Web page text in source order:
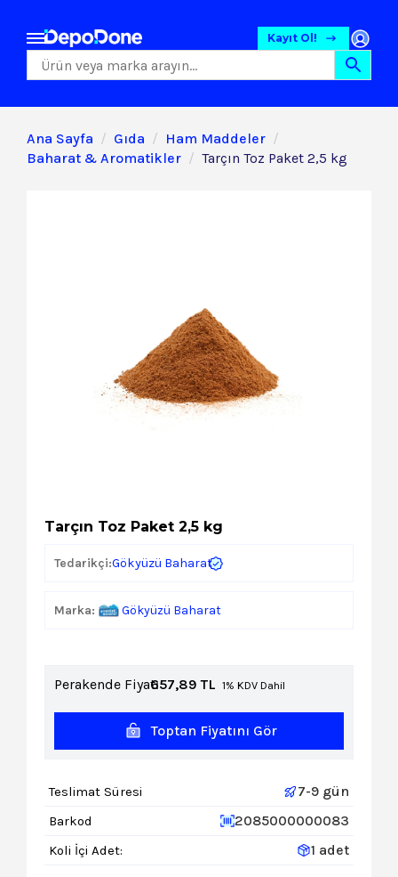
Kayıt Ol!
Ana Sayfa Gıda
Ham Maddeler
Baharat & Aromatikler
Tarçın Toz Paket 2,5 kg
Tarçın Toz Paket 2,5 kg
Tedarikçi:Gökyüzü Baharat
Marka: Gökyüzü Baharat
Perakende Fiyat:657,89 TL 1% KDV Dahil
Toptan Fiyatını Gör
Teslimat Süresi 7-9 gün
Barkod 2085000000083
Koli İçi Adet: 1 adet